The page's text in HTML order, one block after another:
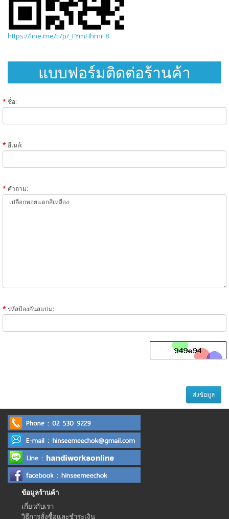
https://line.me/ti/p/_FYmHhmiF8
แบบฟอร์มติดต่อร้านค้า
ชื่อ:
อีเมล์:
คำถาม:
รหัสป้องกันสแปม:
ข้อมูลร้านค้า
เกี่ยวกับเรา
วิธีการสั่งซื้อและชำระเงิน